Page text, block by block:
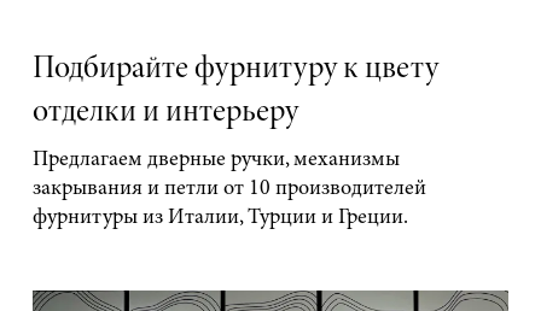
Подбирайте фурнитуру к цвету
отделки и интерьеру
Предлагаем дверные ручки, механизмы
закрывания и петли от 10 производителей
фурнитуры из Италии, Турции и Греции.